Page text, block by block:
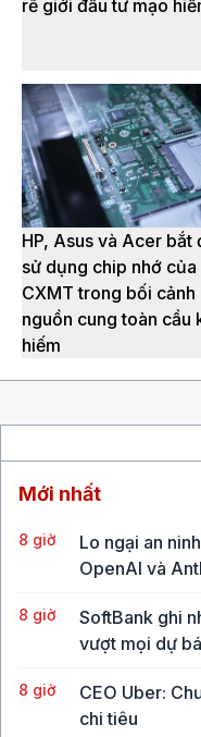
rẽ giới đầu tư mạo
HP, Asus và Acer bắt
sử dụng chip nhớ của
CXMT trong bối cảnh
nguồn cung toàn cầu
hiếm
Mới nhất
8 giờ
Lo ngại an
OpenAI và
8 giờ
SoftBank ghi
vượt mọi dự
8 giờ
CEO Uber:
chi tiêu